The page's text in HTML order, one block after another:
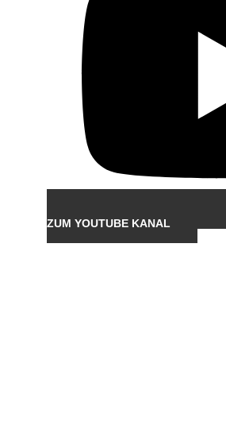
ZUM YOUTUBE KANAL